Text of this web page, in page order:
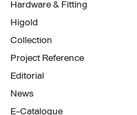
Hardware & Fitting
Higold
Collection
Project Reference
Editorial
News
E-Catalogue